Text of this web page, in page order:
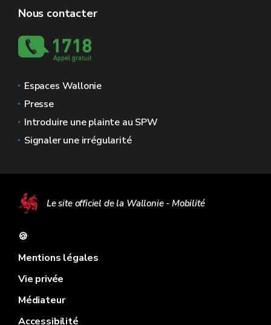
Nous contacter
Espaces Wallonie
Presse
Introduire une plainte au SPW
Signaler une irrégularité
Le site officiel de la Wallonie - Mobilité
🍪
Mentions légales
Vie privée
Médiateur
Accessibilité